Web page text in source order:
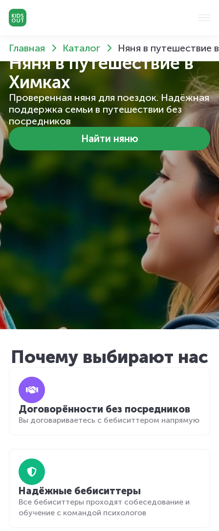
Главная Каталог Няня в путешествие
Няня в путешествие в
Химках
Проверенная няня для поездок. Надёжная
поддержка семьи в путешествии без
посредников
Найти няню
Почему выбирают нас
Договорённости без посредников
Вы договариваетесь с бебиситтером напрямую
Надёжные бебиситтеры
Все бебиситтеры проходят собеседование и
обучение с командой психологов